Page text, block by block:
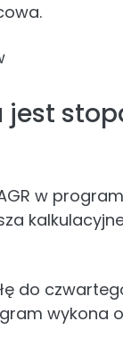
jest
w
do